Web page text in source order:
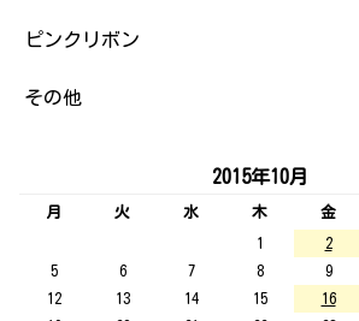
ピンクリボン
その他
2015年10月
月 火 水 木 金
1
2
5
6 7 8 9
12
13 14 15 16